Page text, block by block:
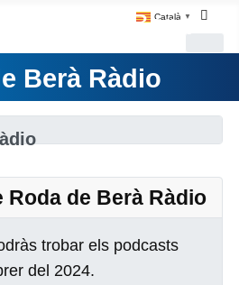
Català ▼
Berà Ràdio
de Berà Ràdio
trobar els podcasts
del 2024.